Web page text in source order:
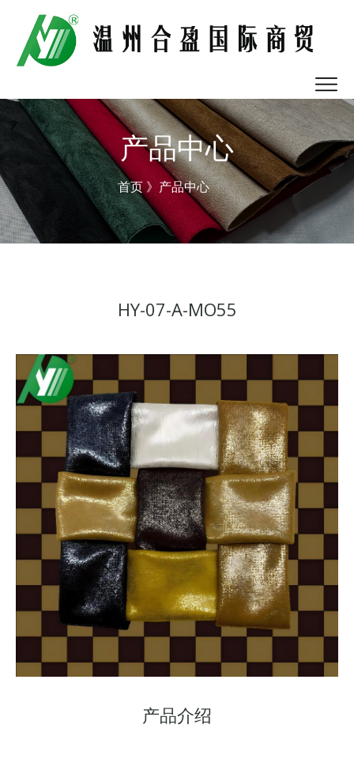
产品中心
首页》产品中心
HY-07-A-MO55
产品介绍